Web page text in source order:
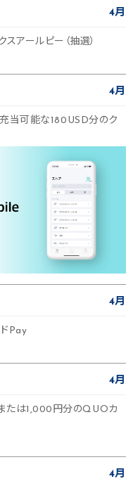
4月
スアールピー（抽選）
4月
当可能な180USD分のク
4月
Pay
4月
たは1,000円分のQUOカ
4月